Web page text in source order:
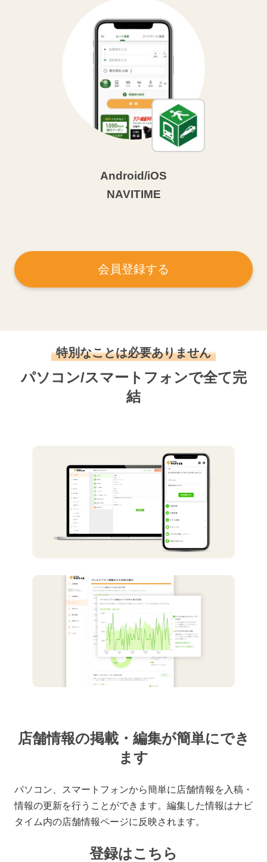
Android/iOS
NAVITIME
会員登録する
特別なことは必要ありません
パソコン/スマートフォンで全て完
結
店舗情報の掲載・編集が簡単にでき
ます
パソコン、スマートフォンから簡単に店舗情報を入稿・
情報の更新を行うことができます。編集した情報はナビ
タイム内の店舗情報ページに反映されます。
登録はこちら